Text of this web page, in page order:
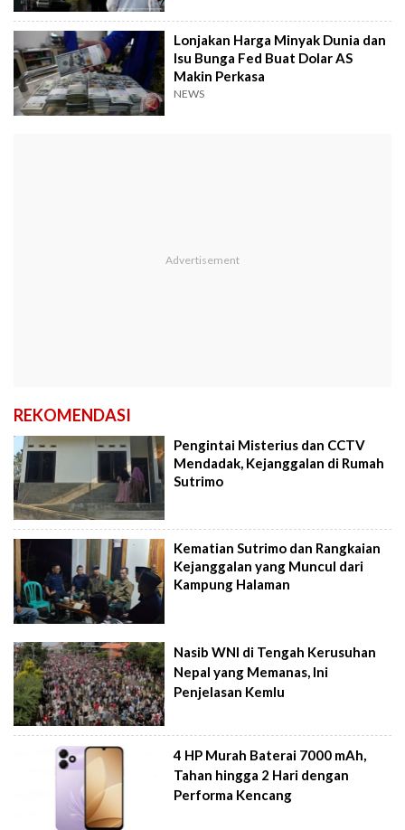
Lonjakan Harga Minyak Dunia dan
Isu Bunga Fed Buat Dolar AS
Makin Perkasa
NEWS
REKOMENDASI
Pengintai Misterius dan CCTV
Mendadak, Kejanggalan di Rumah
Sutrimo
Kematian Sutrimo dan Rangkaian
Kejanggalan yang Muncul dari
Kampung Halaman
Nasib WNI di Tengah Kerusuhan
Nepal yang Memanas, Ini
Penjelasan Kemlu
4 HP Murah Baterai 7000 mAh,
Tahan hingga 2 Hari dengan
Performa Kencang